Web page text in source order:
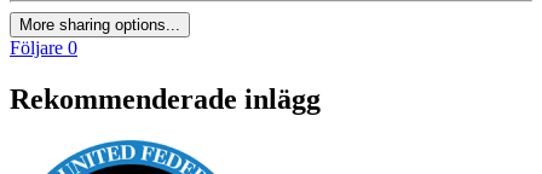
More sharing options...
Följare 0
Rekommenderade inlägg